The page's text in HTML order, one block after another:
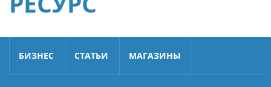
БИЗНЕС СТАТЬИ МАГАЗИНЫ